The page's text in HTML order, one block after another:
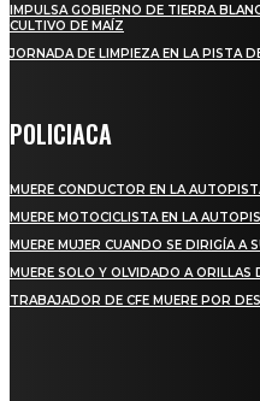
IMPULSA GOBIERNO DE TIERRA
CULTIVO DE MAÍZ
JORNADA DE LIMPIEZA EN LA PISTA
POLICIACA
MUERE CONDUCTOR EN LA
MUERE MOTOCICLISTA EN LA
MUERE MUJER CUANDO SE DIRIGÍA A
MUERE SOLO Y OLVIDADO A ORILLAS
TRABAJADOR DE CFE MUERE POR